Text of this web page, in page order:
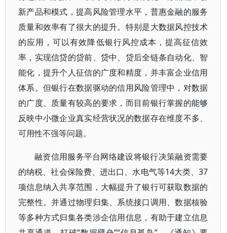
新产品和模式，提高风险管理水平，普惠金融的服务
质量和效率有了很大的提升。特别是大数据风控技术
的应用，可以有效降低银行风控成本，提高征信效
率，实现信贷的贷前、贷中、贷后全链条自动化、智
能化，提升个人征信的广度和精度，并丰富企业信用
体系。但银行在数据驱动的信用风险管理中，对数据
的广度、质量有较高的要求，而目前银行掌握的能够
反映中小微企业真实经营状况的数据存在维度不多、
可用性不强等问题。
融资信用服务平台网络建设将银行决策融资需要
的纳税、社会保险费、进出口、水电气等14大类、37
项信息纳入共享范围，大幅提升了银行可获取数据的
完整性。并通过物理归集、系统接口调用、数据核验
等多种方式归集各类涉企信用信息，有助于建立信息